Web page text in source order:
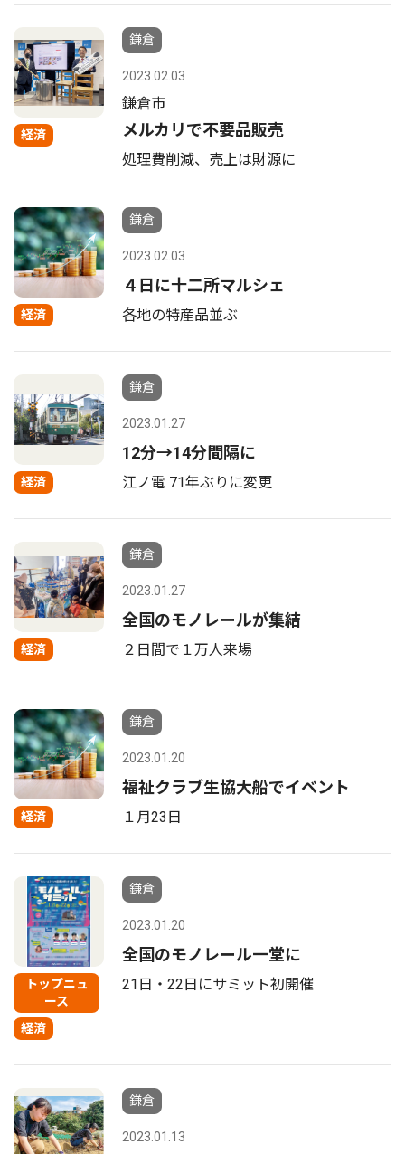
経済
鎌倉
2023.02.03
鎌倉市
メルカリで不要品販売
処理費削減、売上は財源に
経済
鎌倉
2023.02.03
４日に十二所マルシェ
各地の特産品並ぶ
経済
鎌倉
2023.01.27
12分→14分間隔に
江ノ電 71年ぶりに変更
経済
鎌倉
2023.01.27
全国のモノレールが集結
２日間で１万人来場
経済
鎌倉
2023.01.20
福祉クラブ生協大船でイベント
１月23日
トップニュ
ース
経済
鎌倉
2023.01.20
全国のモノレール一堂に
21日・22日にサミット初開催
鎌倉
2023.01.13